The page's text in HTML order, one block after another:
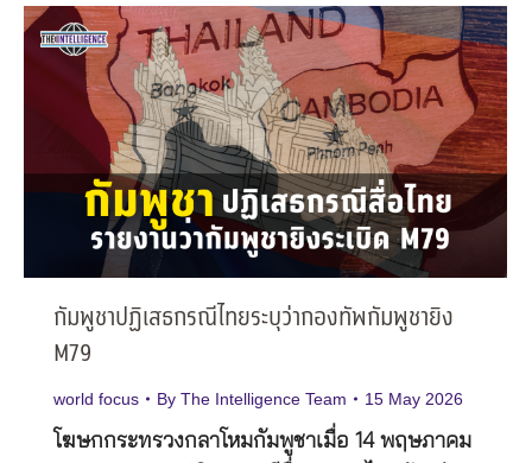
กัมพูชาปฏิเสธกรณีไทยระบุว่ากองทัพกัมพูชายิง
M79
world focus By The Intelligence Team 15 May 2026
โฆษกกระทรวงกลาโหมกัมพูชาเมื่อ 14 พฤษภาคม